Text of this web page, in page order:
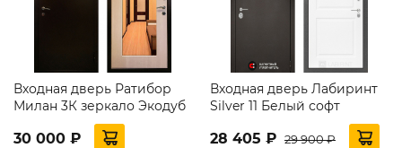
Входная дверь Ратибор
Милан 3К зеркало Экодуб
30 000 ₽
Входная дверь Лабиринт
Silver 11 Белый софт
28 405 ₽ 29 900 ₽